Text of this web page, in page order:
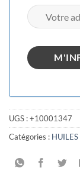
UGS :+10001347
Catégories : HUILES